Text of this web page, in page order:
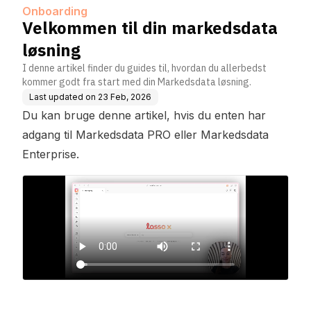
Onboarding
Velkommen til din markedsdata
løsning
I denne artikel finder du guides til, hvordan du allerbedst
kommer godt fra start med din Markedsdata løsning.
Last updated on 23 Feb, 2026
Du kan bruge denne artikel, hvis du enten har
adgang til Markedsdata PRO eller Markedsdata
Enterprise.